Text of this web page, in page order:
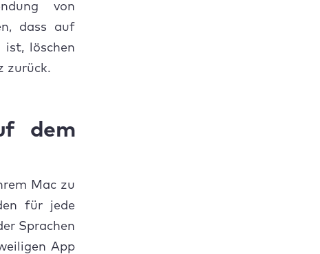
von
dass auf
ist, löschen
zurück.
dem
Mac zu
für jede
Sprachen
App